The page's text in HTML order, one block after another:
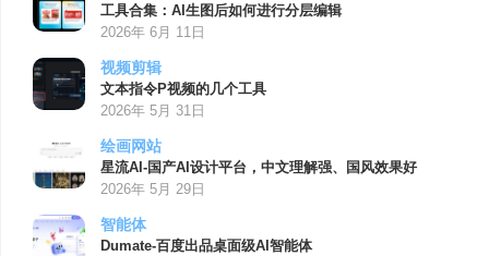
工具合集：AI生图后如何进行分层编辑
2026年 6月 11日
视频剪辑
文本指令P视频的几个工具
2026年 5月 31日
绘画网站
星流AI-国产AI设计平台，中文理解强、国风效果好
2026年 5月 29日
智能体
Dumate-百度出品桌面级AI智能体